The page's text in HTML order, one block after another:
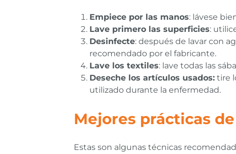
Empiece por las manos: lávese
Lave primero las superficies:
Desinfecte: después de lavar con
recomendado por el fabricante.
Lave los textiles: lave todas las
Deseche los artículos usados: tire
utilizado durante la enfermedad.
Mejores prácticas
Estas son algunas técnicas